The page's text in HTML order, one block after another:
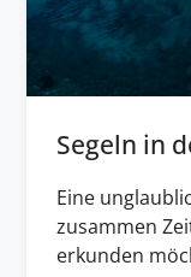
Segeln in
Eine
zusammen
erkunden